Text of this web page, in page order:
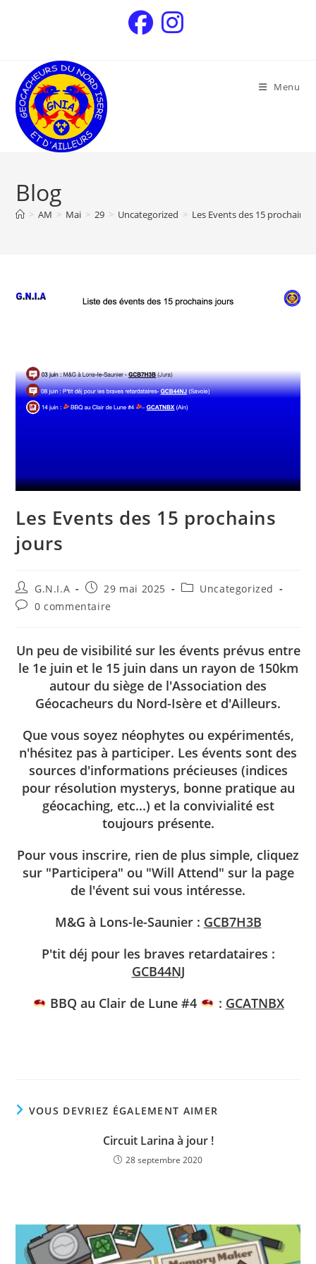
Menu
Blog
> AM > Mai > 29 > Uncategorized > Les Events des 15 prochains
Les Events des 15 prochains
jours
G.N.I.A 29 mai 2025
Uncategorized
0 commentaire
Un peu de visibilité sur les évents prévus entre
le 1e juin et le 15 juin dans un rayon de 150km
autour du siège de l'Association des
Géocacheurs du Nord-Isère et d'Ailleurs.
Que vous soyez néophytes ou expérimentés,
n'hésitez pas à participer. Les évents sont des
sources d'informations précieuses (indices
pour résolution mysterys, bonne pratique au
géocaching, etc...) et la convivialité est
toujours présente.
Pour vous inscrire, rien de plus simple, cliquez
sur "Participera" ou "Will Attend" sur la page
de l'évent sui vous intéresse.
M&G à Lons-le-Saunier : GCB7H3B
P'tit déj pour les braves retardataires :
GCB44NJ
BBQ au Clair de Lune #4
: GCATNBX
VOUS DEVRIEZ ÉGALEMENT AIMER
Circuit Larina à jour !
28 septembre 2020